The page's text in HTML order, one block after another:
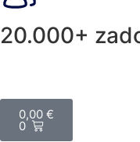
20.000+
0,00 €
0